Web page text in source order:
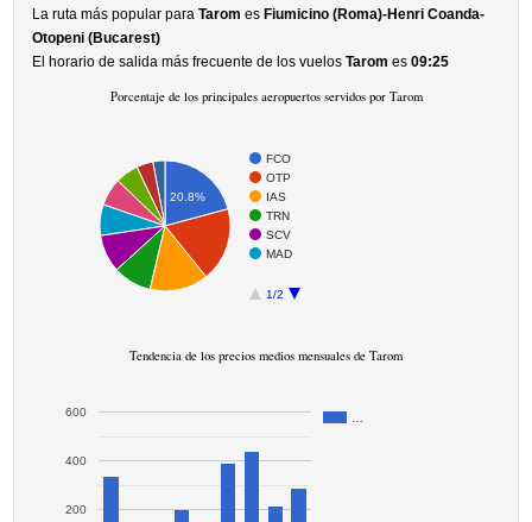
La ruta más popular paraTarom es Fiumicino (Roma)-Henri Coanda-
Otopeni (Bucarest)
El horario de salida más frecuente de los vuelosTarom es09:25
Porcentaje de los principales aeropuertos servidos por Tarom
FCO
OTP
IAS
TRN
SCV
MAD
1/2
20.8%
Tendencia de los precios medios mensuales de Tarom
200
400
600